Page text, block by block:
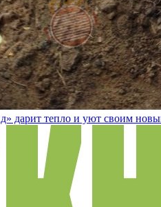
дарит тепло и уют своим